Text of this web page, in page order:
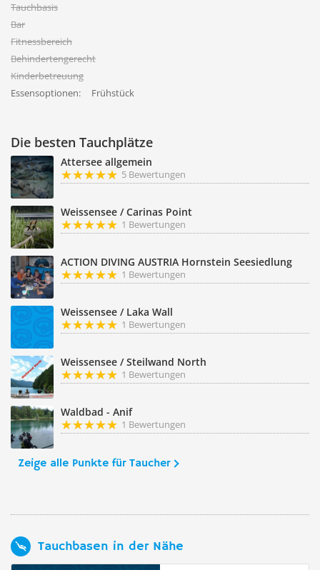
Tauchbasis
Bar
Fitnessbereich
Behindertengerecht
Kinderbetreuung
Essensoptionen:
Frühstück
Die besten Tauchplätze
Attersee allgemein
5 Bewertungen
Weissensee / Carinas Point
1 Bewertungen
ACTION DIVING AUSTRIA Hornstein Seesiedlung
1 Bewertungen
Weissensee / Laka Wall
1 Bewertungen
Weissensee / Steilwand North
1 Bewertungen
Waldbad - Anif
1 Bewertungen
Zeige alle Punkte für Taucher
Tauchbasen in der Nähe